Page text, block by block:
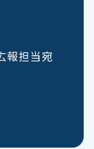
報担当宛